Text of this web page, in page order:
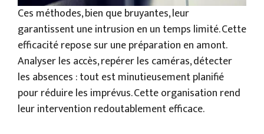
Ces méthodes, bien que bruyantes, leur
garantissent une intrusion en un temps limité. Cette
efficacité repose sur une préparation en amont.
Analyser les accès, repérer les caméras, détecter
les absences : tout est minutieusement planifié
pour réduire les imprévus. Cette organisation rend
leur intervention redoutablement efficace.